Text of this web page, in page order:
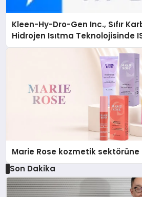
Kleen-Hy-Dro-Gen Inc., Sıfır
Hidrojen Isıtma Teknolojisinde
Düzenleyici Onaylarını Aldı
Marie Rose kozmetik sektörüne
Son Dakika